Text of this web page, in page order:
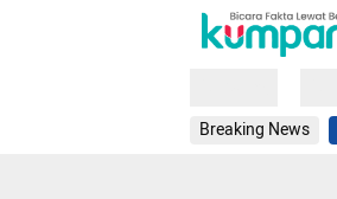
Breaking News